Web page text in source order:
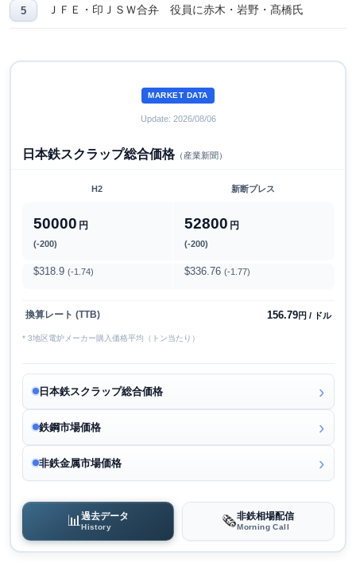
ＪＦＥ・印ＪＳＷ合弁 役員に赤木・岩野・髙橋氏
MARKET DATA
Update: 2026/08/06
日本鉄スクラップ総合価格（産業新聞）
H2 新断プレス
50000 円
(-200)
52800 円
(-200)
$318.9 (-1.74) $336.76 (-1.77)
換算レート (TTB) 156.79円 / ドル
* 3地区電炉メーカー購入価格平均（トン当たり）
日本鉄スクラップ総合価格
鉄鋼市場価格
非鉄金属市場価格
📊過去データ
History 🗞️非鉄相場配信
Morning Call